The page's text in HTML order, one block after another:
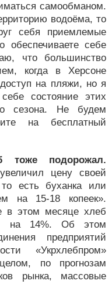
самообманом.
водоёма, то
себя приемлемые
обеспечиваете себе
что большинство
когда в Херсоне
доступ на пляжи, но я
состояние этих
сезона. Не будем
на бесплатный
подорожал.
цену своей
есть буханка или
на 15-18 копеек».
в этом месяце хлеб
на 14%. Об этом
предприятий
«Укрхлебпром»
по прогнозам
рынка, массовые